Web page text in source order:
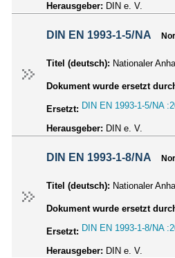
Herausgeber: DIN e. V.
DIN EN 1993-1-5/NA
Titel (deutsch): Nationaler
Dokument wurde ersetzt
Ersetzt: DIN EN 1993-1-5/NA
Herausgeber: DIN e. V.
DIN EN 1993-1-8/NA
Titel (deutsch): Nationaler
Dokument wurde ersetzt
Ersetzt: DIN EN 1993-1-8/NA
Herausgeber: DIN e. V.